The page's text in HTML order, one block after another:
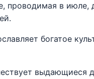
проводимая в июле,
богатое
выдающиеся